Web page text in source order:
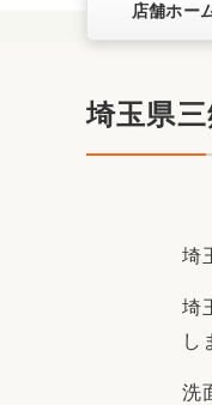
お
店舗ホー
埼玉県
埼
埼
し
洗